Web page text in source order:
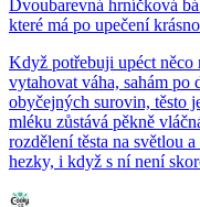
Dvoubarevná hrníčková
které má po upečení
Když potřebuji upéct něco
vytahovat váha, sahám po
obyčejných surovin, těsto
mléku zůstává pěkně
rozdělení těsta na světlou
hezky, i když s ní není